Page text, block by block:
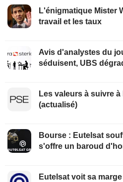
L'énigmatique Mister
travail et les taux
Avis d'analystes du
séduisent, UBS
Les valeurs à suivre
(actualisé)
Bourse : Eutelsat
s'offre un baroud
Eutelsat voit sa